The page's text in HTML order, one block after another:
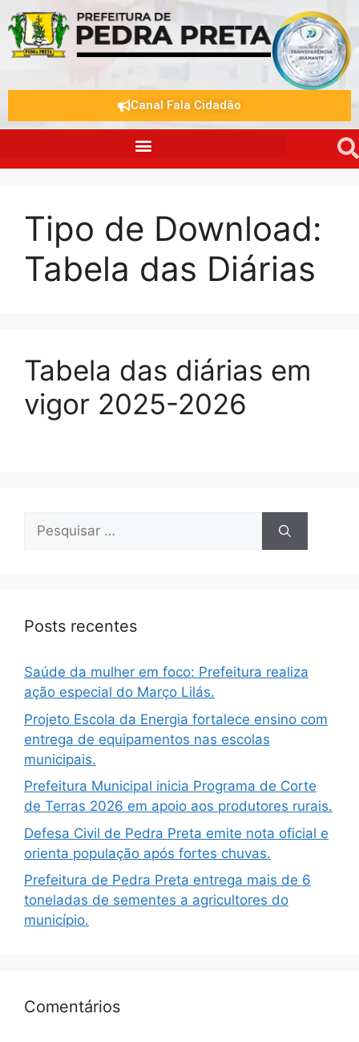
Canal Fala Cidadão
Tipo de Download:
Tabela das Diárias
Tabela das diárias em
vigor 2025-2026
Posts recentes
Saúde da mulher em foco: Prefeitura realiza
ação especial do Março Lilás.
Projeto Escola da Energia fortalece ensino com
entrega de equipamentos nas escolas
municipais.
Prefeitura Municipal inicia Programa de Corte
de Terras 2026 em apoio aos produtores rurais.
Defesa Civil de Pedra Preta emite nota oficial e
orienta população após fortes chuvas.
Prefeitura de Pedra Preta entrega mais de 6
toneladas de sementes a agricultores do
município.
Comentários